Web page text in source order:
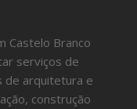
Castelo Branco
serviços de
de arquitetura e
construção